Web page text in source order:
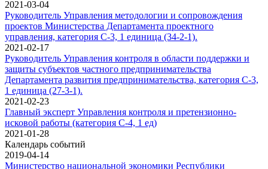
2021-03-04
Руководитель Управления методологии и сопровождения
проектов Министерства Департамента проектного
управления, категория С-3, 1 единица (34-2-1).
2021-02-17
Руководитель Управления контроля в области поддержки и
защиты субъектов частного предпринимательства
Департамента развития предпринимательства, категория С-3,
1 единица (27-3-1).
2021-02-23
Главный эксперт Управления контроля и претензионно-
исковой работы (категория С-4, 1 ед)
2021-01-28
Календарь событий
2019-04-14
Министерство национальной экономики Республики